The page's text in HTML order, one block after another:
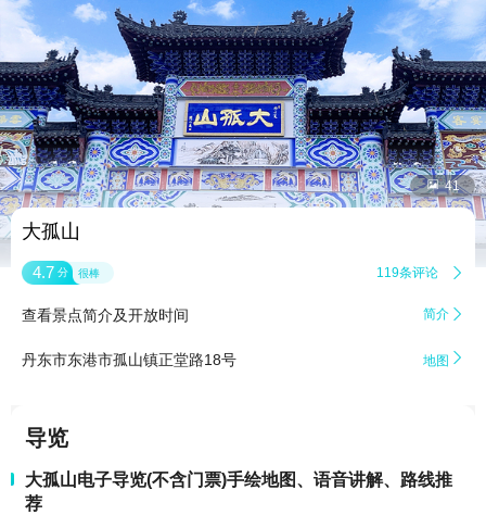
 41
大孤山
4.7 分 很棒 119条评论 
查看景点简介及开放时间 简介 
丹东市东港市孤山镇正堂路18号 地图 
导览
大孤山电子导览(不含门票)手绘地图、语音讲解、路线推
荐
